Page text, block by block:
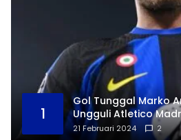
1
Gol Tunggal Marko
Ungguli Atletico
21 Februari 2024 2